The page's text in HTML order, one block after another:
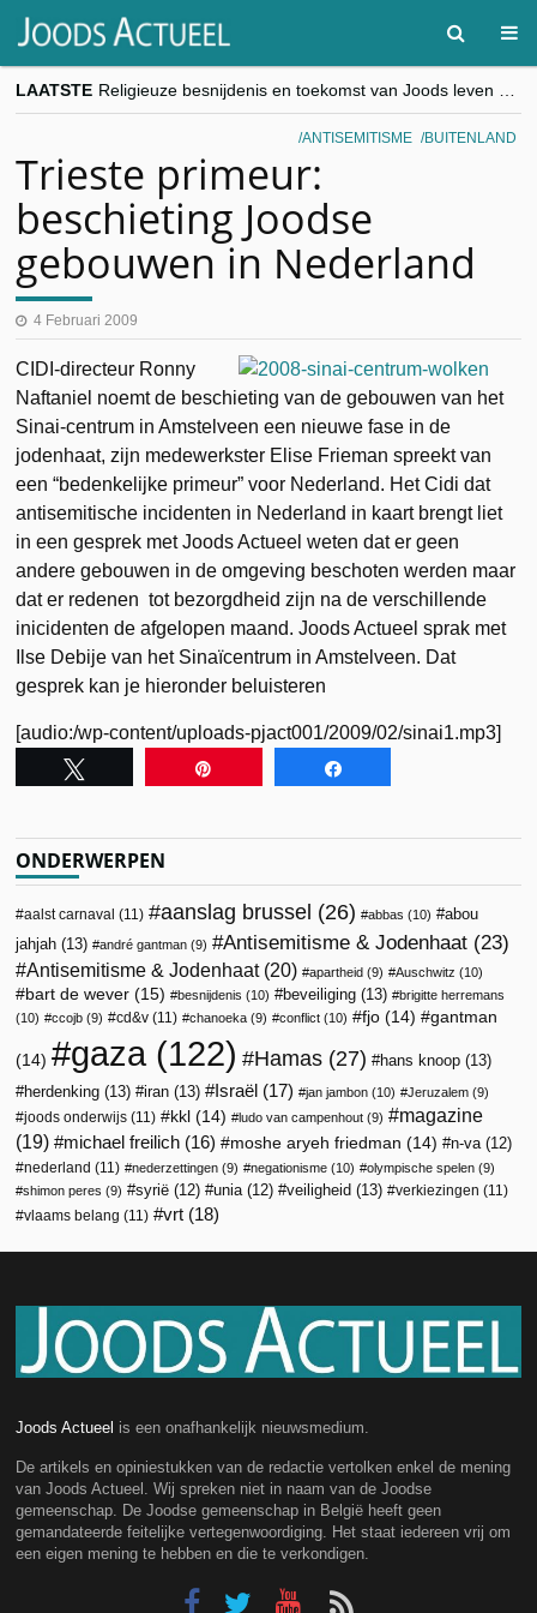
LAATSTE
“Besnijdenisdebat toont hoe moeilijk seculiere Westen minderheden begrijpt”, Jinnih Beels (Vooruit)
CITYTRIP | ROEMENIË – Boekarest: de verrassing van Oost-Europa
ANTISEMITISME BUITENLAND
Trieste primeur:
beschieting Joodse
gebouwen in Nederland
4 Februari 2009
CIDI-directeur Ronny
Naftaniel noemt de beschieting van de gebouwen van het
Sinai-centrum in Amstelveen een nieuwe fase in de
jodenhaat, zijn medewerkster Elise Frieman spreekt van
een “bedenkelijke primeur” voor Nederland. Het Cidi dat
antisemitische incidenten in Nederland in kaart brengt liet
in een gesprek met Joods Actueel weten dat er geen
andere gebouwen in de omgeving beschoten werden maar
dat er redenen tot bezorgdheid zijn na de verschillende
inicidenten de afgelopen maand. Joods Actueel sprak met
Ilse Debije van het Sinaïcentrum in Amstelveen. Dat
gesprek kan je hieronder beluisteren
[audio:/wp-content/uploads-pjact001/2009/02/sinai1.mp3]
ONDERWERPEN
aalst carnaval (11) aanslag brussel (26) abbas (10)
abou
jahjah (13) andré gantman (9) Antisemitisme & Jodenhaat (23)
Antisemitisme & Jodenhaat(20) apartheid (9) Auschwitz (10)
bart de wever (15) besnijdenis (10) beveiliging (13)
brigitte herremans
(10)
ccojb (9) cd&v (11) chanoeka (9) conflict (10) fjo (14) gantman
(14) gaza (122) Hamas (27) hans knoop (13)
herdenking (13) iran (13) Israël (17) jan jambon (10) Jeruzalem (9)
joods onderwijs (11) kkl (14) ludo van campenhout (9)
magazine
(19)
michael freilich (16) moshe aryeh friedman (14) n-va (12)
nederland (11) nederzettingen (9) negationisme (10) olympische spelen (9)
shimon peres (9) syrië (12) unia (12) veiligheid (13) verkiezingen (11)
vlaams belang (11) vrt (18)
Joods Actueel is een onafhankelijk nieuwsmedium.
De artikels en opiniestukken van de redactie vertolken enkel de mening
van Joods Actueel. Wij spreken niet in naam van de Joodse
gemeenschap. De Joodse gemeenschap in België heeft geen
gemandateerde feitelijke vertegenwoordiging. Het staat iedereen vrij om
een eigen mening te hebben en die te verkondigen.